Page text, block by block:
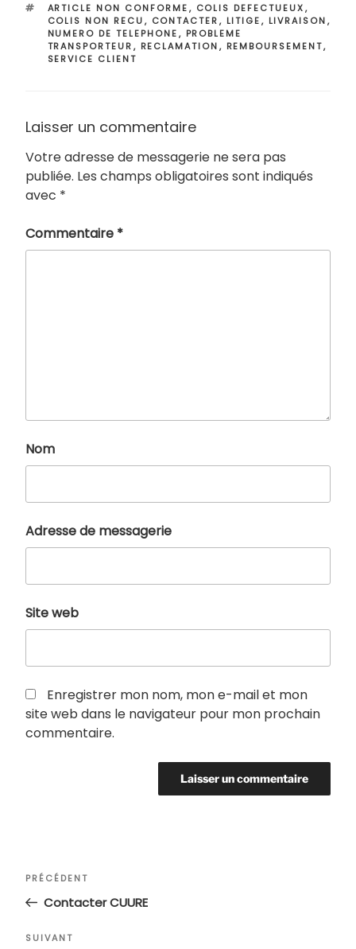
ÉTIQUETTES
ARTICLE NON CONFORME, COLIS DEFECTUEUX,
COLIS NON RECU, CONTACTER, LITIGE, LIVRAISON,
NUMERO DE TELEPHONE, PROBLEME
TRANSPORTEUR, RECLAMATION, REMBOURSEMENT,
SERVICE CLIENT
Laisser un commentaire
Votre adresse de messagerie ne sera pas
publiée. Les champs obligatoires sont indiqués
avec *
Commentaire *
Nom
Adresse de messagerie
Site web
Enregistrer mon nom, mon e-mail et mon
site web dans le navigateur pour mon prochain
commentaire.
Navigation
l’article
Article
précédent
PRÉCÉDENT
Contacter CUURE
Article
SUIVANT